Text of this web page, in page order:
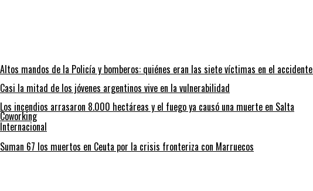
Altos mandos de la Policía y bomberos: quiénes eran las siete víctimas en el
Casi la mitad de los jóvenes argentinos vive en la vulnerabilidad
Los incendios arrasaron 8.000 hectáreas y el fuego ya causó una muerte en Salta
Coworking
Internacional
Suman 67 los muertos en Ceuta por la crisis fronteriza con Marruecos